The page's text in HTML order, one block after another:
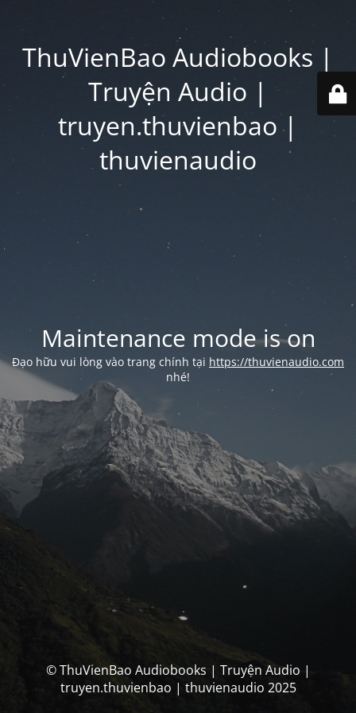
ThuVienBao Audiobooks |
Truyện Audio |
truyen.thuvienbao |
thuvienaudio
Maintenance mode is on
Đạo hữu vui lòng vào trang chính tại https://thuvienaudio.com
nhé!
© ThuVienBao Audiobooks | Truyện Audio |
truyen.thuvienbao | thuvienaudio 2025